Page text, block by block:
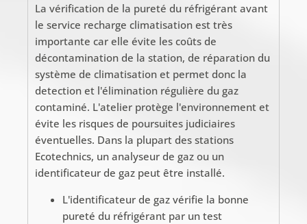
La vérification de la pureté du réfrigérant avant
le service recharge climatisation est très
importante car elle évite les coûts de
décontamination de la station, de réparation du
système de climatisation et permet donc la
detection et l'élimination régulière du gaz
contaminé. L'atelier protège l'environnement et
évite les risques de poursuites judiciaires
éventuelles. Dans la plupart des stations
Ecotechnics, un analyseur de gaz ou un
identificateur de gaz peut être installé.
L'identificateur de gaz vérifie la bonne
pureté du réfrigérant par un test